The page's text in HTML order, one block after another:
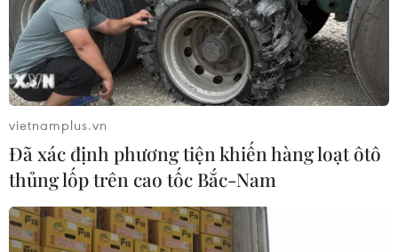
vietnamplus.vn
Đã xác định phương tiện khiến hàng loạt ôtô
thủng lốp trên cao tốc Bắc-Nam